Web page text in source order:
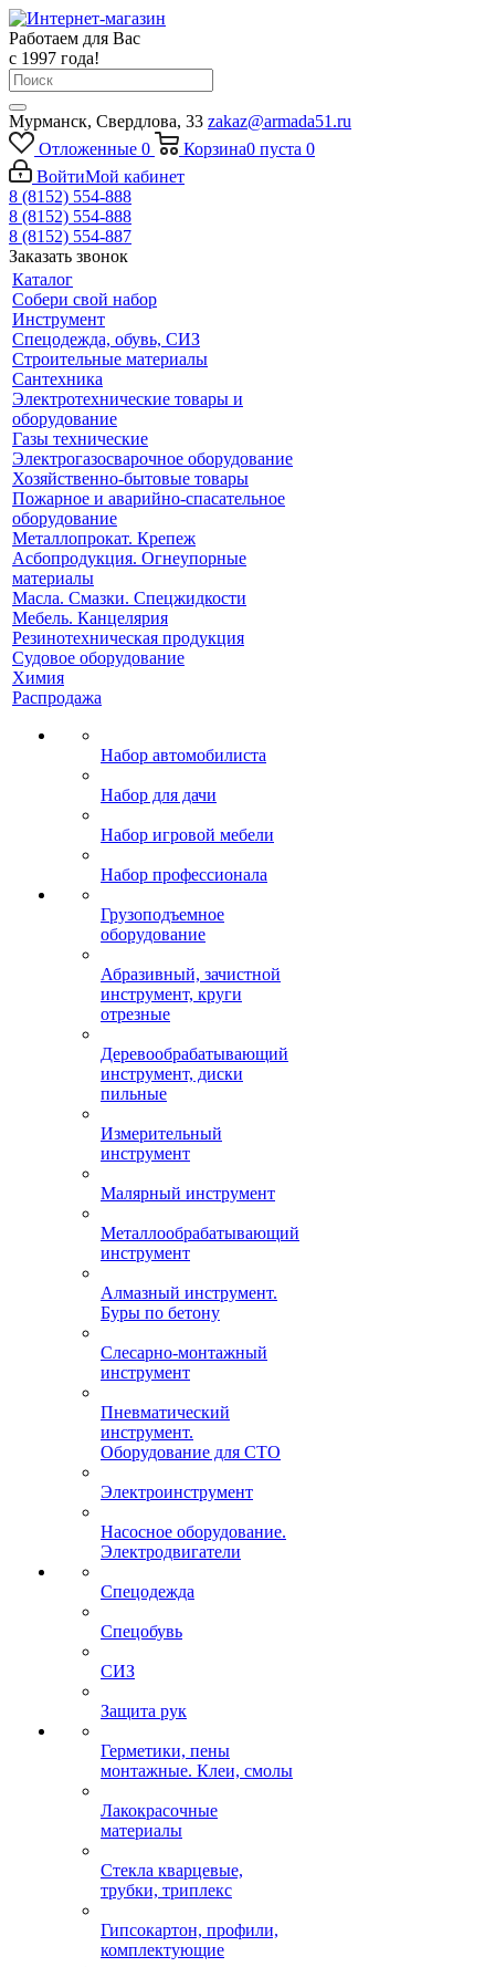
Работаем для Вас
с 1997 года!
Мурманск, Свердлова, 33 zakaz@armada51.ru
Отложенные 0 Корзина0 пуста 0
ВойтиМой кабинет
8 (8152) 554-888
8 (8152) 554-888
8 (8152) 554-887
Заказать звонок
Каталог
Собери свой набор
Инструмент
Спецодежда, обувь, СИЗ
Строительные материалы
Сантехника
Электротехнические товары и
оборудование
Газы технические
Электрогазосварочное оборудование
Хозяйственно-бытовые товары
Пожарное и аварийно-спасательное
оборудование
Металлопрокат. Крепеж
Асбопродукция. Огнеупорные
материалы
Масла. Смазки. Спецжидкости
Мебель. Канцелярия
Резинотехническая продукция
Судовое оборудование
Химия
Распродажа
Набор автомобилиста
Набор для дачи
Набор игровой мебели
Набор профессионала
Грузоподъемное
оборудование
Абразивный, зачистной
инструмент, круги
отрезные
Деревообрабатывающий
инструмент, диски
пильные
Измерительный
инструмент
Малярный инструмент
Металлообрабатывающий
инструмент
Алмазный инструмент.
Буры по бетону
Слесарно-монтажный
инструмент
Пневматический
инструмент.
Оборудование для СТО
Электроинструмент
Насосное оборудование.
Электродвигатели
Спецодежда
Спецобувь
СИЗ
Защита рук
Герметики, пены
монтажные. Клеи, смолы
Лакокрасочные
материалы
Стекла кварцевые,
трубки, триплекс
Гипсокартон, профили,
комплектующие